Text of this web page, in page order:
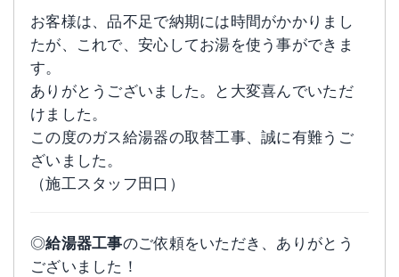
お客様は、品不足で納期には時間がかかりまし
たが、これで、安心してお湯を使う事ができま
す。
ありがとうございました。と大変喜んでいただ
けました。
この度のガス給湯器の取替工事、誠に有難うご
ざいました。
（施工スタッフ田口）
◎給湯器工事のご依頼をいただき、ありがとう
ございました！